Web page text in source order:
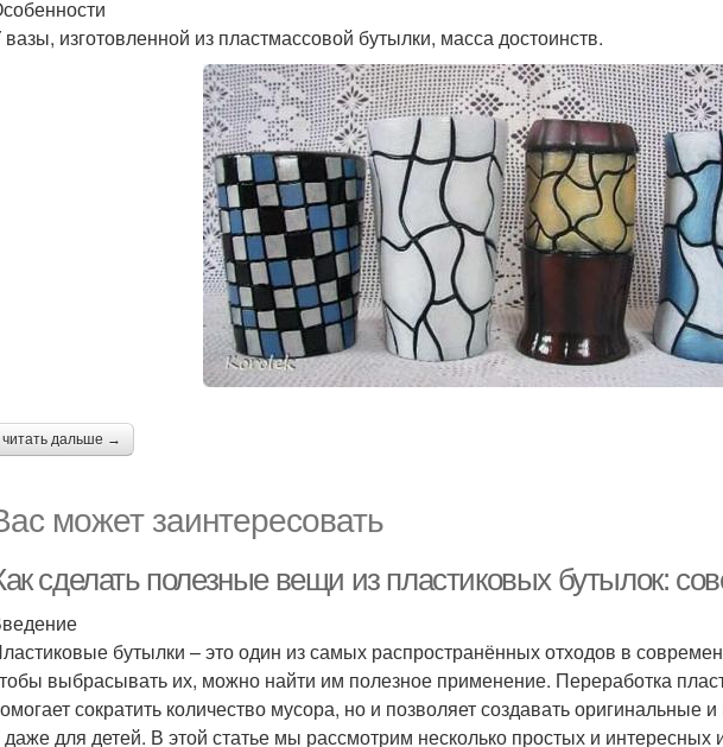
изготовленной из пластмассовой бутылки, масса достоинств.
читать дальше →
может заинтересовать
сделать полезные вещи из пластиковых бутылок:
бутылки – это один из самых распространённых отходов в
выбрасывать их, можно найти им полезное применение. Переработка
сократить количество мусора, но и позволяет создавать
даже для детей. В этой статье мы рассмотрим несколько простых и интересных